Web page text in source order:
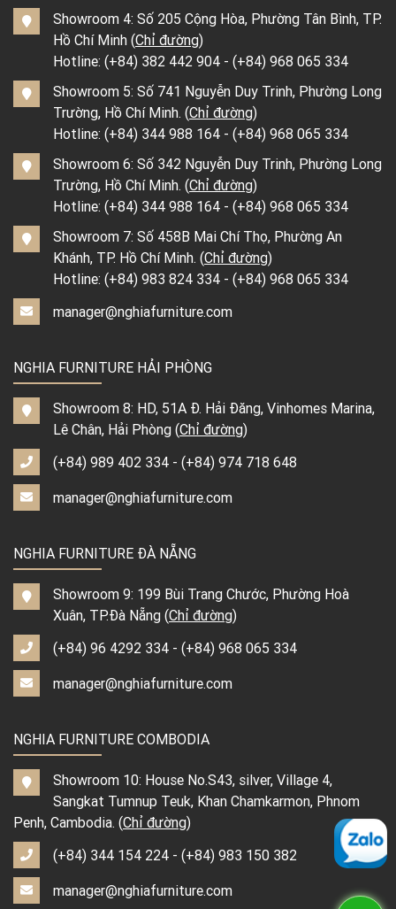
Showroom 4: Số 205 Cộng Hòa, Phường Tân Bình, TP.
Hồ Chí Minh (Chỉ đường)
Hotline: (+84) 382 442 904 - (+84) 968 065 334
Showroom 5: Số 741 Nguyễn Duy Trinh, Phường Long
Trường, Hồ Chí Minh. (Chỉ đường)
Hotline: (+84) 344 988 164 - (+84) 968 065 334
Showroom 6: Số 342 Nguyễn Duy Trinh, Phường Long
Trường, Hồ Chí Minh. (Chỉ đường)
Hotline: (+84) 344 988 164 - (+84) 968 065 334
Showroom 7: Số 458B Mai Chí Thọ, Phường An
Khánh, TP. Hồ Chí Minh. (Chỉ đường)
Hotline: (+84) 983 824 334 - (+84) 968 065 334
manager@nghiafurniture.com
NGHIA FURNITURE HẢI PHÒNG
Showroom 8: HD, 51A Đ. Hải Đăng, Vinhomes Marina,
Lê Chân, Hải Phòng (Chỉ đường)
(+84) 989 402 334 - (+84) 974 718 648
manager@nghiafurniture.com
NGHIA FURNITURE ĐÀ NẴNG
Showroom 9: 199 Bùi Trang Chước, Phường Hoà
Xuân, TP.Đà Nẵng (Chỉ đường)
(+84) 96 4292 334 - (+84) 968 065 334
manager@nghiafurniture.com
NGHIA FURNITURE COMBODIA
Showroom 10: House No.S43, silver, Village 4,
Sangkat Tumnup Teuk, Khan Chamkarmon, Phnom
Penh, Cambodia. (Chỉ đường)
(+84) 344 154 224 - (+84) 983 150 382
manager@nghiafurniture.com